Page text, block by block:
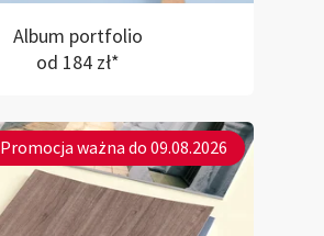
Album portfolio
od 184 zł*
Promocja ważna do 09.08.2026